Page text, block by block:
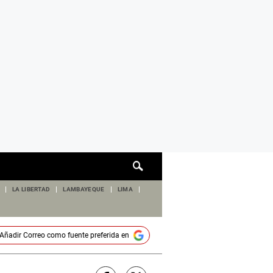
de
LA LIBERTAD LAMBAYEQUE LIMA
Correocomo fuente preferida en